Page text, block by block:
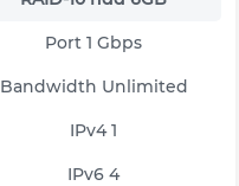
Port 1 Gbps
Bandwidth Unlimited
IPv41
IPv6 4